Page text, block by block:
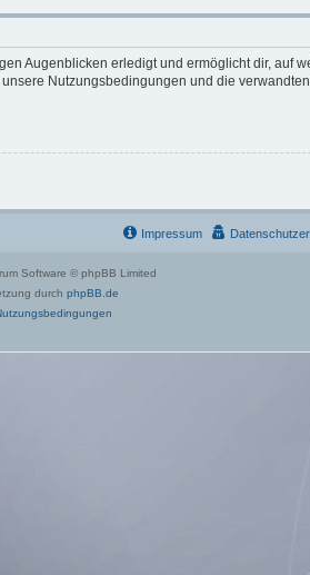
Augenblicken erledigt und ermöglicht dir, auf
Nutzungsbedingungen und die
Impressum
Software © phpBB Limited
durch phpBB.de